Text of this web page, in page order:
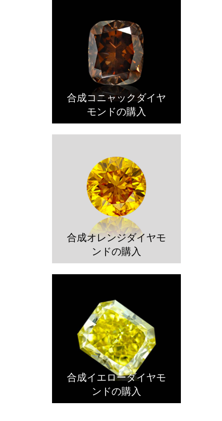
合成コニャックダイヤ
モンドの購入
合成オレンジダイヤモ
ンドの購入
合成イエローダイヤモ
ンドの購入